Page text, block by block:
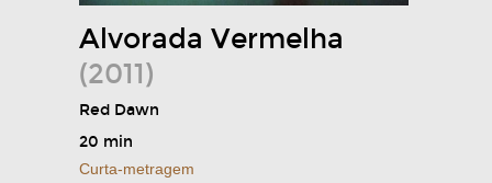
Alvorada Vermelha
(2011)
Red Dawn
20 min
Curta-metragem